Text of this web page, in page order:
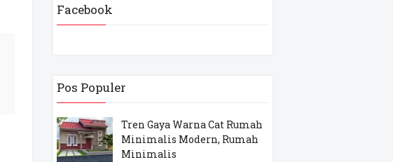
Facebook
Pos Populer
Tren Gaya Warna Cat Rumah
Minimalis Modern, Rumah
Minimalis